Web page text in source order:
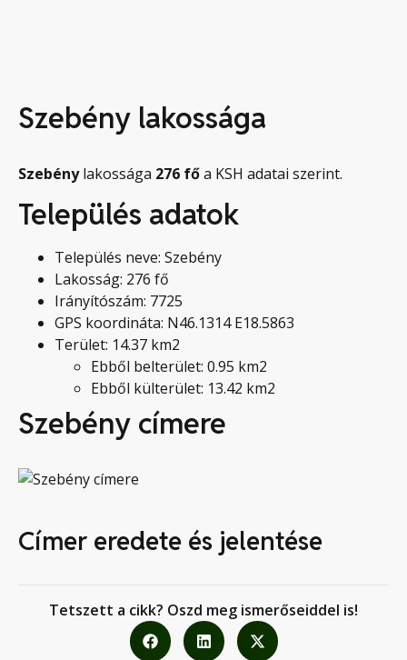
Szebény lakossága
Szebénylakossága 276 főa KSH adatai szerint.
Település adatok
Település neve: Szebény
Lakosság: 276 fő
Irányítószám: 7725
GPS koordináta: N46.1314 E18.5863
Terület: 14.37 km2
Ebből belterület: 0.95 km2
Ebből külterület: 13.42 km2
Szebény címere
Címer eredete és jelentése
Tetszett a cikk? Oszd meg ismerőseiddel is!